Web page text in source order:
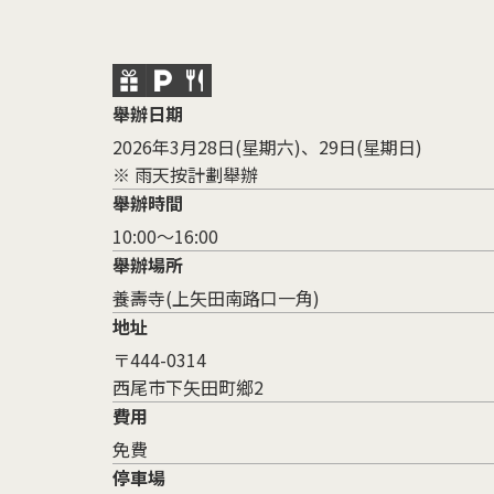
舉辦日期
2026年3月28日(星期六)、29日(星期日)
※ 雨天按計劃舉辦
舉辦時間
10:00～16:00
舉辦場所
養壽寺(上矢田南路口一角)
地址
〒444-0314
西尾市下矢田町鄉2
費用
免費
停車場